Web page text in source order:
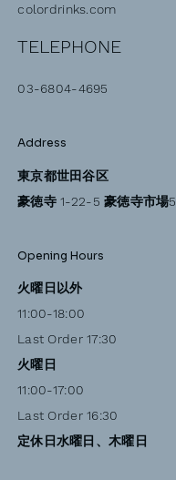
colordrinks.com
TELEPHONE
03-6804-4695
Address
東京都世田谷区
豪徳寺 1-22-5 豪徳寺市場5
Opening Hours
火曜日以外
11:00-18:00
Last Order 17:30
火曜日
11:00-17:00
Last Order 16:30
定休日水曜日、木曜日